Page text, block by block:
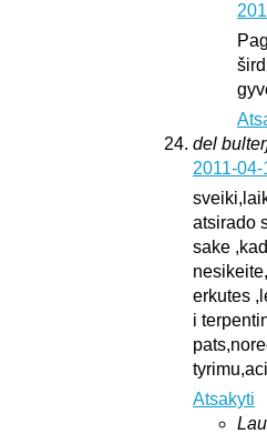
del
2011-
atsirado
sake
erkutes
i
Atsakyti